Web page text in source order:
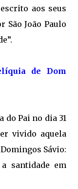
aos seus
São João Paulo
de Dom
do Pai no dia 31
vivido aquela
Sávio:
santidade em